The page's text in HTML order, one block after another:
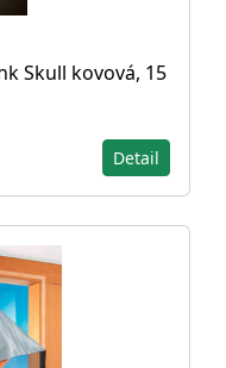
Skull kovová, 15
Detail